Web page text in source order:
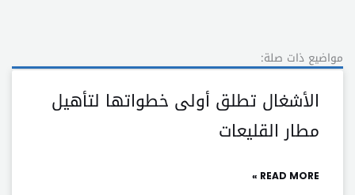
مواضيع ذات صلة:
الأشغال تطلق أولى خطواتها لتأهيل
مطار القليعات
READ MORE »